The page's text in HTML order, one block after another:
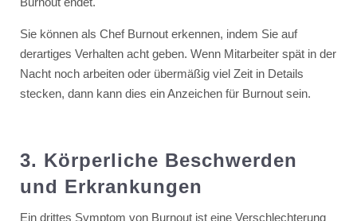
Sie können als Chef Burnout erkennen, indem Sie auf
derartiges Verhalten acht geben. Wenn Mitarbeiter spät in der
Nacht noch arbeiten oder übermäßig viel Zeit in Details
stecken, dann kann dies ein Anzeichen für Burnout sein.
3. Körperliche Beschwerden
und Erkrankungen
Ein drittes Symptom von Burnout ist eine Verschlechterung